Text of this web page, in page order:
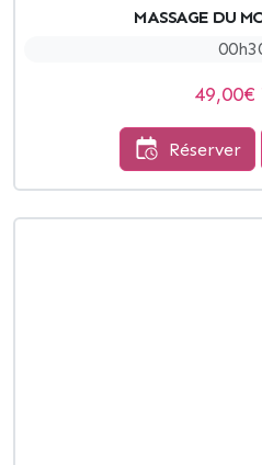
MASSAGE DU
49,00€
Réserver